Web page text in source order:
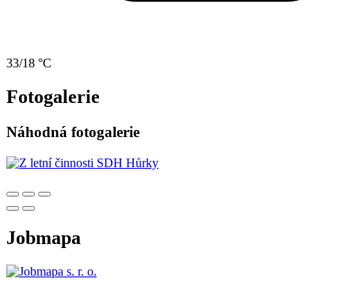
33/18 °C
Fotogalerie
Náhodná fotogalerie
Jobmapa